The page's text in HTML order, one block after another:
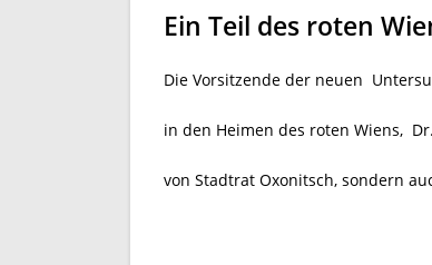
Ein Teil des roten
Die Vorsitzende der neuen
in den Heimen des roten Wiens,
von Stadtrat Oxonitsch, sondern